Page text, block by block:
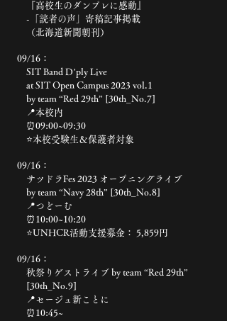
『高校生のダンプレに感動』
-「読者の声」寄稿記事掲載
（北海道新聞朝刊）
09/16：
SIT Band D’ply Live
at SIT Open Campus 2023 vol.1
by team “Red 29th” [30th_No.7]
📍本校内
⏰09:00~09:30
⭐️本校受験生＆保護者対象
09/16：
サツドラFes 2023 オープニングライブ
by team “Navy 28th” [30th_No.8]
📍つどーむ
⏰10:00~10:20
⭐️UNHCR活動支援募金： 5,859円
09/16：
秋祭りゲストライブ by team “Red 29th”
[30th_No.9]
📍セージュ新ことに
⏰10:45~